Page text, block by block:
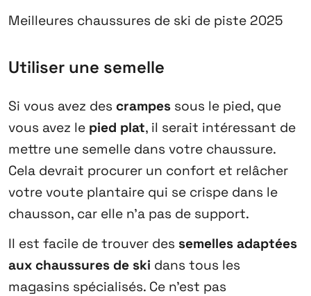
Meilleures chaussures de ski de piste 2025
Utiliser une semelle
Si vous avez des crampes sous le pied, que
vous avez le pied plat, il serait intéressant de
mettre une semelle dans votre chaussure.
Cela devrait procurer un confort et relâcher
votre voute plantaire qui se crispe dans le
chausson, car elle n’a pas de support.
Il est facile de trouver des semelles adaptées
aux chaussures de ski dans tous les
magasins spécialisés. Ce n’est pas